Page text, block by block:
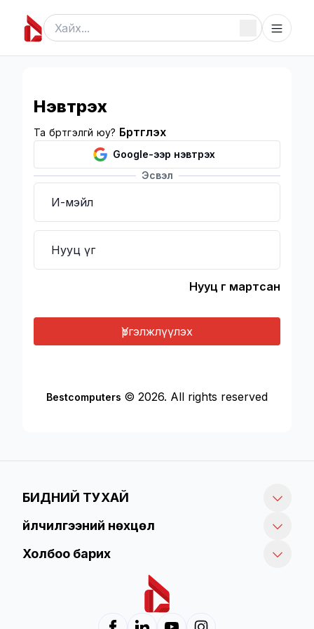
Нэвтрэх
Та бүртгэлгүй юу? Бүртгүүлэх
Google-ээр нэвтрэх
Эсвэл
И-мэйл
Нууц үг
Нууц үг мартсан
Үргэлжлүүлэх
Bestcomputers © 2026. All rights reserved
БИДНИЙ ТУХАЙ
Үйлчилгээний нөхцөл
Холбоо барих